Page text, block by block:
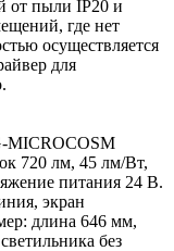
от пыли IP20 и
где нет
осуществляется
для
MICROCOSM
720 лм, 45 лм/Вт,
питания 24 В.
экран
длина 646 мм,
без